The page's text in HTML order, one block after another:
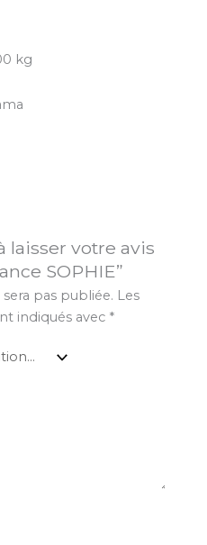
kg
laisser votre avis
SOPHIE”
pas publiée. Les
indiqués avec *